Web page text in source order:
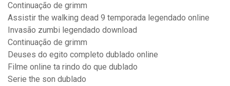
Continuação de grimm
Assistir the walking dead 9 temporada legendado online
Invasão zumbi legendado download
Continuação de grimm
Deuses do egito completo dublado online
Filme online ta rindo do que dublado
Serie the son dublado